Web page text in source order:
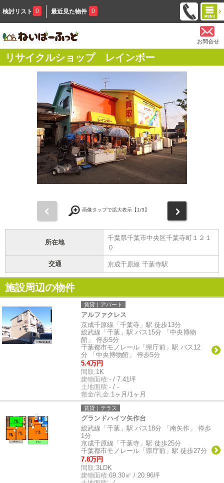
検討リスト 0 最近見た物件 0
お問合せ
リサイクルショップ レインボー
画像タップで拡大表示【1/3】
所在地
千葉県千葉市中央区千葉寺町１２１
０
交通 京成千原線 千葉寺駅
施設周辺の物件
賃貸｜アパート
アルファクレス
京成千原線「千葉寺」駅 徒歩13分
総武線「千葉」駅 バス15分 「中央博物
館」 停歩5分
千葉都市モノレール「県庁前」駅 バス12
分 「中央博物館」 停歩5分
5.4万円
間取:1K
建物面積:- / 7.41坪
土地面積:- / -
敷金/礼金:1ヶ月/1ヶ月
賃貸｜テラス
グランドハイツ矢作台
総武線「千葉」駅 バス18分 「南矢作」 停歩
1分
京成千原線「千葉寺」駅 徒歩25分
千葉都市モノレール「県庁前」駅 徒歩27分
7.8万円
間取:3LDK
建物面積:69.30㎡ / 20.96坪